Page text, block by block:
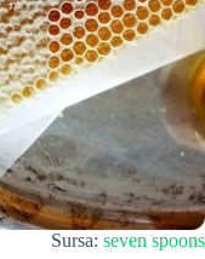
Sursa: seven spoons